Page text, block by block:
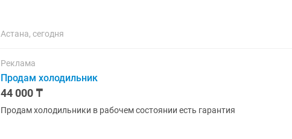
Астана, сегодня
Реклама
Продам холодильник
44 000 ₸
Продам холодильники в рабочем состоянии есть гарантия